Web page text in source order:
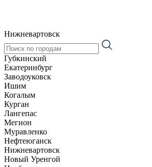
Нижневартовск
Губкинский
Екатеринбург
Заводоуковск
Ишим
Когалым
Курган
Лангепас
Мегион
Муравленко
Нефтеюганск
Нижневартовск
Новый Уренгой